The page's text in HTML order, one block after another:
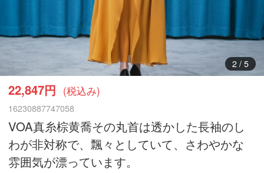
3/ 5
22,847円 (税込み)
16230887747058
VOA真糸棕黄喬その丸首は透かした長袖のし
わが非対称で、飄々としていて、さわやかな
雰囲気が漂っています。